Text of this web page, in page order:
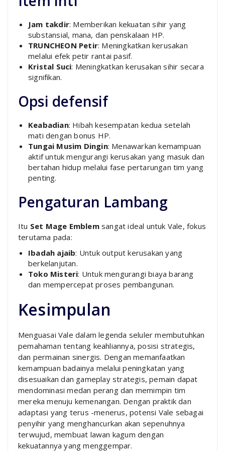
Jam takdir: Memberikan kekuatan sihir yang
substansial, mana, dan penskalaan HP.
TRUNCHEON Petir: Meningkatkan kerusakan
melalui efek petir rantai pasif.
Kristal Suci: Meningkatkan kerusakan sihir secara
signifikan.
Opsi defensif
Keabadian: Hibah kesempatan kedua setelah
mati dengan bonus HP.
Tungai Musim Dingin: Menawarkan kemampuan
aktif untuk mengurangi kerusakan yang masuk dan
bertahan hidup melalui fase pertarungan tim yang
penting.
Pengaturan Lambang
Itu Set Mage Emblemsangat ideal untuk Vale, fokus
terutama pada:
Ibadah ajaib: Untuk output kerusakan yang
berkelanjutan.
Toko Misteri: Untuk mengurangi biaya barang
dan mempercepat proses pembangunan.
Kesimpulan
Menguasai Vale dalam legenda seluler membutuhkan
pemahaman tentang keahliannya, posisi strategis,
dan permainan sinergis. Dengan memanfaatkan
kemampuan badainya melalui peningkatan yang
disesuaikan dan gameplay strategis, pemain dapat
mendominasi medan perang dan memimpin tim
mereka menuju kemenangan. Dengan praktik dan
adaptasi yang terus -menerus, potensi Vale sebagai
penyihir yang menghancurkan akan sepenuhnya
terwujud, membuat lawan kagum dengan
kekuatannya yang menggempar.